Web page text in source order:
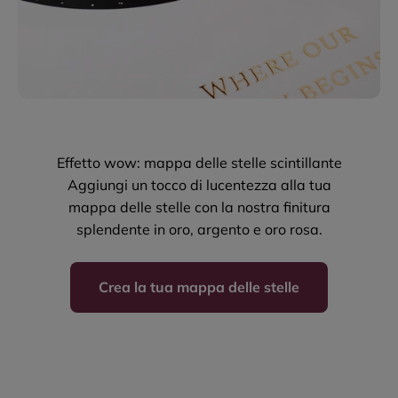
Effetto wow: mappa delle stelle scintillante
Aggiungi un tocco di lucentezza alla tua
mappa delle stelle con la nostra finitura
splendente in oro, argento e oro rosa.
Crea la tua mappa delle stelle